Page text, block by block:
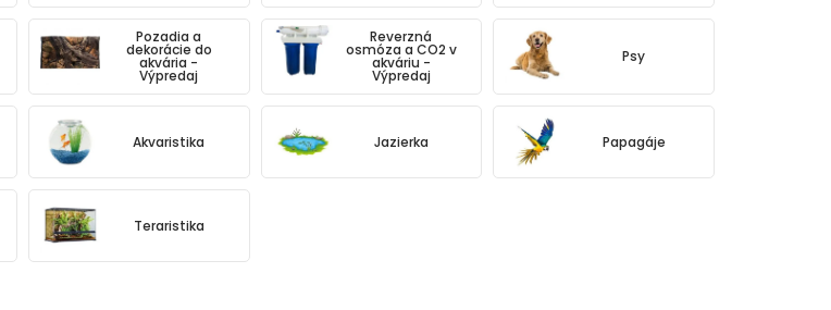
Pozadia a
dekorácie do
akvária -
Výpredaj
Reverzná
osmóza a CO2 v
akváriu -
Výpredaj
Psy
Akvaristika Jazierka Papagáje
Teraristika